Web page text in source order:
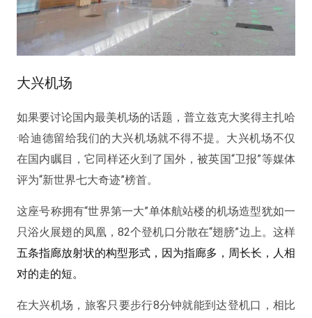
大兴机场
如果要讨论国内最美机场的话题，普立兹克大奖得主扎哈
·哈迪德留给我们的大兴机场就不得不提。大兴机场不仅
在国内瞩目，它同样还火到了国外，被英国“卫报”等媒体
评为“新世界七大奇迹”榜首。
这座号称拥有“世界第一大”单体航站楼的机场造型犹如一
只浴火展翅的凤凰，82个登机口分散在“翅膀”边上。这样
五条指廊放射状的构型形式，因为指廊多，周长长，人相
对的走的短。
在大兴机场，旅客只要步行8分钟就能到达登机口，相比